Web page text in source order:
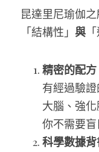
昆達里尼瑜伽
「結構性」 與
精密的配
有經過驗
大腦、強
你不需要
科學數據背